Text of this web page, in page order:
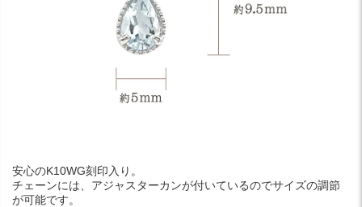
安心のK10WG刻印入り。
チェーンには、アジャスターカンが付いているのでサイズの調節
が可能です。